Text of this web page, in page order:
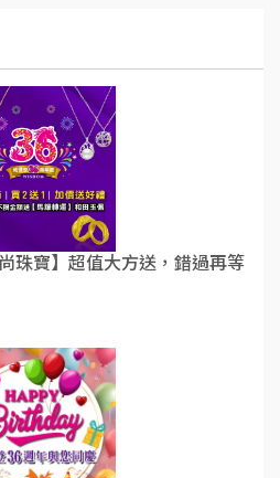
珠寶】超值大方送，錯過再等